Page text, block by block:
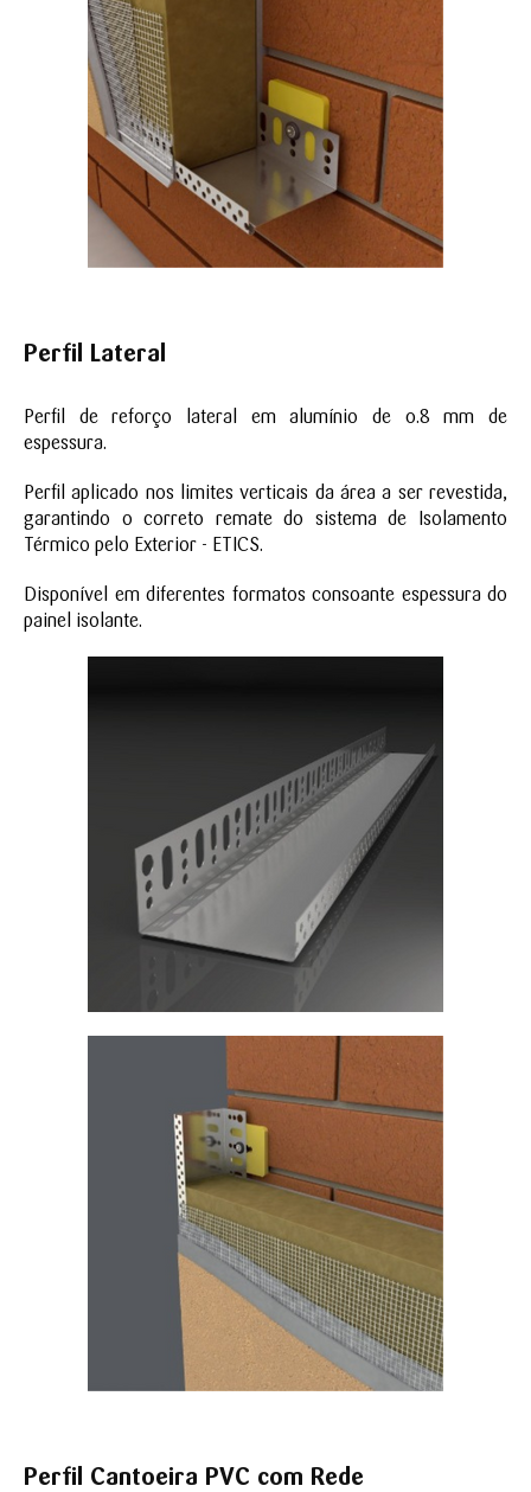
Perfil Lateral
Perfil de reforço lateral em alumínio de 0.8 mm de
espessura.
Perfil aplicado nos limites verticais da área a ser revestida,
garantindo o correto remate do sistema de Isolamento
Térmico pelo Exterior - ETICS.
Disponível em diferentes formatos consoante espessura do
painel isolante.
Perfil Cantoeira PVC com Rede